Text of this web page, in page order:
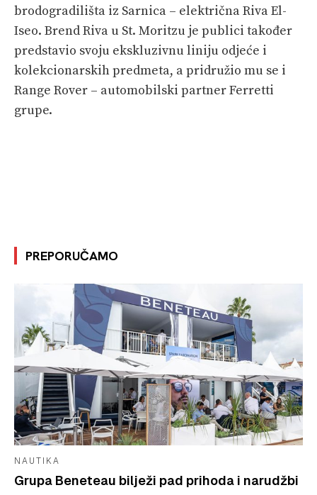
brodogradilišta iz Sarnica – električna Riva El-
Iseo. Brend Riva u St. Moritzu je publici također
predstavio svoju ekskluzivnu liniju odjeće i
kolekcionarskih predmeta, a pridružio mu se i
Range Rover – automobilski partner Ferretti
grupe.
PREPORUČAMO
NAUTIKA
Grupa Beneteau bilježi pad prihoda i narudžbi